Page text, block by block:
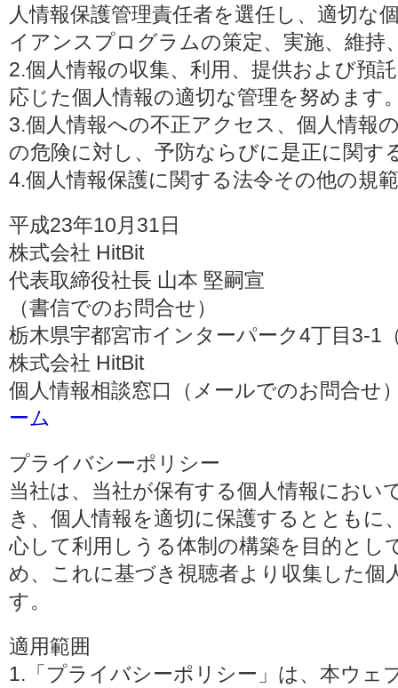
人情報保護管理責任者を選任し、適切な
イアンスプログラムの策定、実施、維持
2.個人情報の収集、利用、提供および預
応じた個人情報の適切な管理を努めます
3.個人情報への不正アクセス、個人情報
の危険に対し、予防ならびに是正に関す
4.個人情報保護に関する法令その他の規
平成23年10月31日
株式会社 HitBit
代表取締役社長 山本 堅嗣宣
（書信でのお問合せ）
栃木県宇都宮市インターパーク4丁目3-1
株式会社 HitBit
個人情報相談窓口（メールでのお問合せ
ーム
プライバシーポリシー
当社は、当社が保有する個人情報におい
き、個人情報を適切に保護するとともに
心して利用しうる体制の構築を目的とし
め、これに基づき視聴者より収集した個
す。
適用範囲
1.「プライバシーポリシー」は、本ウェ